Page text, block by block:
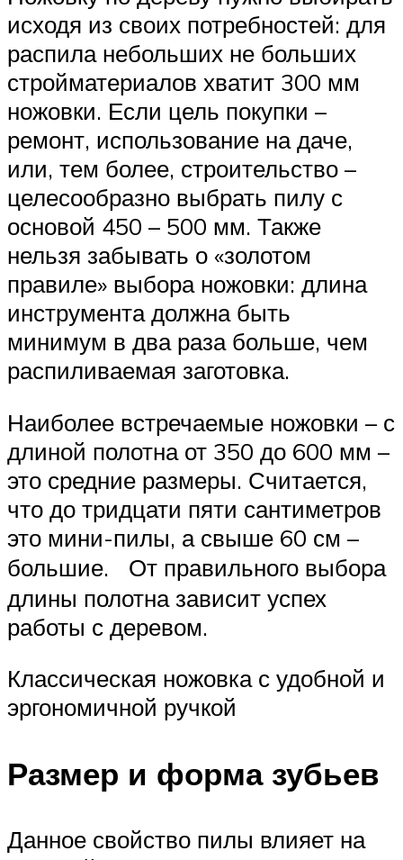
исходя из своих потребностей: для
распила небольших не больших
стройматериалов хватит 300 мм
ножовки. Если цель покупки –
ремонт, использование на даче,
или, тем более, строительство –
целесообразно выбрать пилу с
основой 450 – 500 мм. Также
нельзя забывать о «золотом
правиле» выбора ножовки: длина
инструмента должна быть
минимум в два раза больше, чем
распиливаемая заготовка.
Наиболее встречаемые ножовки – с
длиной полотна от 350 до 600 мм –
это средние размеры. Считается,
что до тридцати пяти сантиметров
это мини-пилы, а свыше 60 см –
большие. От правильного выбора
длины полотна зависит успех
работы с деревом.
Классическая ножовка с удобной и
эргономичной ручкой
Размер и форма зубьев
Данное свойство пилы влияет на